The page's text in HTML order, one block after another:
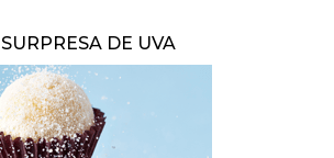
SURPRESA DE UVA